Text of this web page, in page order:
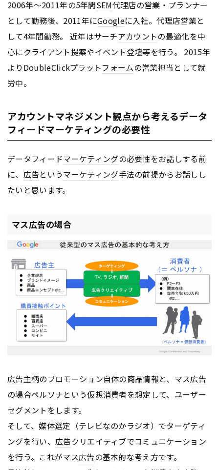
2006年～2011年の5年間SEM代理店の営業・プランナー
として勤務後、2011年にGoogleに入社。代理店営業と
して4年間勤務。 近年はサーチアカウントの最適化を中
心にクライアント提案やイベント登壇等を行う。 2015年
よりDoubleClickプラットフォームの営業担当として就
労中。
アカウントマネジメント観点から考えるデータ
フィードマーケティングの必要性
データフィードマーケティングの必要性をお話しする前
に、 広告というマーケティング手法の前提からお話しし
たいと思います。
マス広告の場合
広告主柄のプロモーション自体の商品情報と、マス広告
の場合ペルソナという仮想消費者を想定して、ユーザー
セグメントをします。
そして、媒体選定（テレビなのかラジオ）でターゲティ
ングを行い、 広告クリエイティブでコミュニケーション
を行う。これがマス広告の基本的な考え方です。